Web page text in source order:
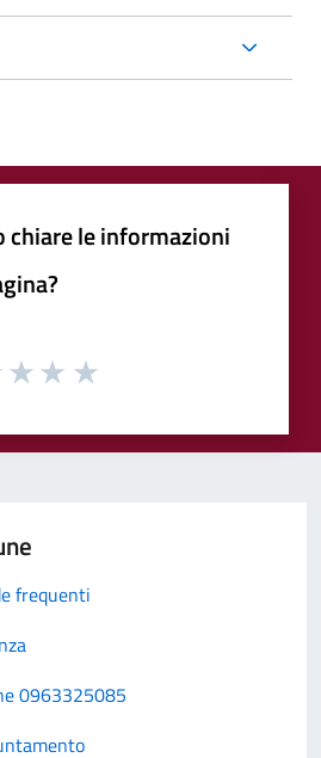
chiare le informazioni
frequenti
0963325085